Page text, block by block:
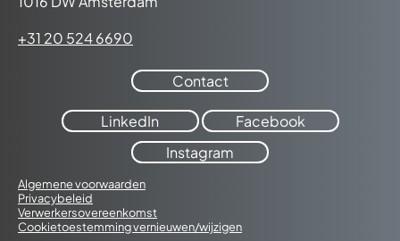
+31 20 524 6690
Contact
LinkedIn
Facebook
Instagram
Algemene voorwaarden
Privacybeleid
Verwerkersovereenkomst
Cookietoestemming vernieuwen/wijzigen